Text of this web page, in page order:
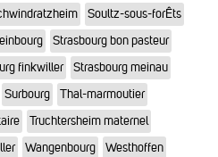
Soultz-sous-forÊts
Strasbourg bon pasteur
finkwiller
Strasbourg meinau
Surbourg
Thal-marmoutier
Truchtersheim maternel
Wangenbourg
Westhoffen